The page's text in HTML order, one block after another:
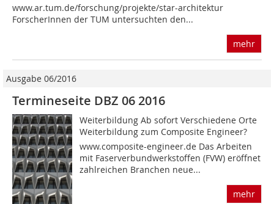
www.ar.tum.de/forschung/projekte/star-architektur
ForscherInnen der TUM untersuchten den...
mehr
Ausgabe 06/2016
Termineseite DBZ 06 2016
Weiterbildung Ab sofort Verschiedene Orte
Weiterbildung zum Composite Engineer?
www.composite-engineer.de Das Arbeiten
mit Faserverbundwerkstoffen (FVW) eröffnet
zahlreichen Branchen neue...
mehr